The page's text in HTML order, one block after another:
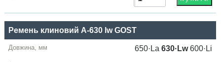
Ремень клиновий A-630 lw GOST
650·La630·Lw600·Li